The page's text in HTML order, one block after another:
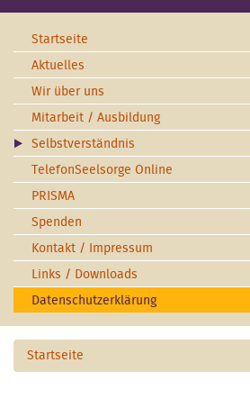
Startseite
Aktuelles
Wir über uns
Mitarbeit / Ausbildung
Selbstverständnis
TelefonSeelsorge Online
PRISMA
Spenden
Kontakt / Impressum
Links / Downloads
Datenschutzerklärung
Startseite